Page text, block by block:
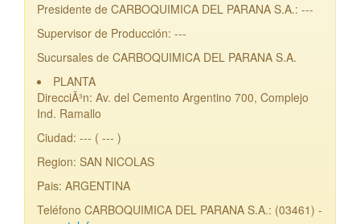
Presidente de CARBOQUIMICA DEL PARANA S.A.: ---
Supervisor de Producción: ---
Sucursales de CARBOQUIMICA DEL PARANA S.A.
PLANTA
DirecciÃ³n: Av. del Cemento Argentino 700, Complejo
Ind. Ramallo
Ciudad: --- ( --- )
Region: SAN NICOLAS
Pais: ARGENTINA
Teléfono CARBOQUIMICA DEL PARANA S.A.: (03461) -